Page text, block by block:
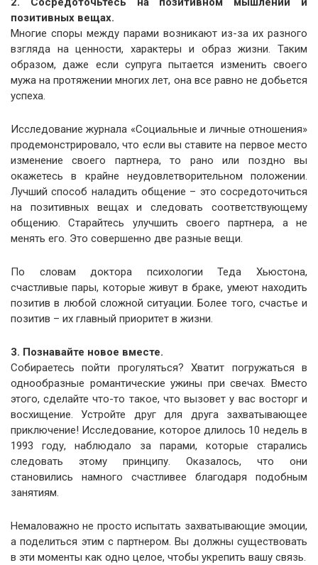
позитивных вещах.
Многие споры между парами возникают из-за их разного
взгляда на ценности, характеры и образ жизни. Таким
образом, даже если супруга пытается изменить своего
мужа на протяжении многих лет, она все равно не добьется
успеха.
Исследование журнала «Социальные и личные отношения»
продемонстрировало, что если вы ставите на первое место
изменение своего партнера, то рано или поздно вы
окажетесь в крайне неудовлетворительном положении.
Лучший способ наладить общение – это сосредоточиться
на позитивных вещах и следовать соответствующему
общению. Старайтесь улучшить своего партнера, а не
менять его. Это совершенно две разные вещи.
По словам доктора психологии Теда Хьюстона,
счастливые пары, которые живут в браке, умеют находить
позитив в любой сложной ситуации. Более того, счастье и
позитив – их главный приоритет в жизни.
3. Познавайте новое вместе.
Собираетесь пойти прогуляться? Хватит погружаться в
однообразные романтические ужины при свечах. Вместо
этого, сделайте что-то такое, что вызовет у вас восторг и
восхищение. Устройте друг для друга захватывающее
приключение! Исследование, которое длилось 10 недель в
1993 году, наблюдало за парами, которые старались
следовать этому принципу. Оказалось, что они
становились намного счастливее благодаря подобным
занятиям.
Немаловажно не просто испытать захватывающие эмоции,
а поделиться этим с партнером. Вы должны существовать
в эти моменты как одно целое, чтобы укрепить вашу связь.